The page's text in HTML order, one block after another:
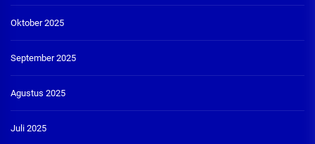
Oktober 2025
September 2025
Agustus 2025
Juli 2025